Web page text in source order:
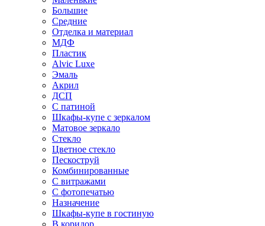
Большие
Средние
Отделка и материал
МДФ
Пластик
Alvic Luxe
Эмаль
Акрил
ДСП
С патиной
Шкафы-купе с зеркалом
Матовое зеркало
Стекло
Цветное стекло
Пескоструй
Комбинированные
С витражами
С фотопечатью
Назначение
Шкафы-купе в гостиную
В коридор